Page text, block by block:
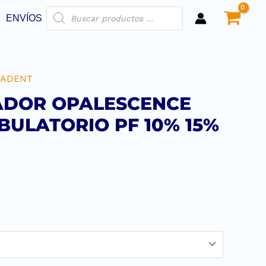
ENVÍOS
OPALESCENCE
PF 10% 15%